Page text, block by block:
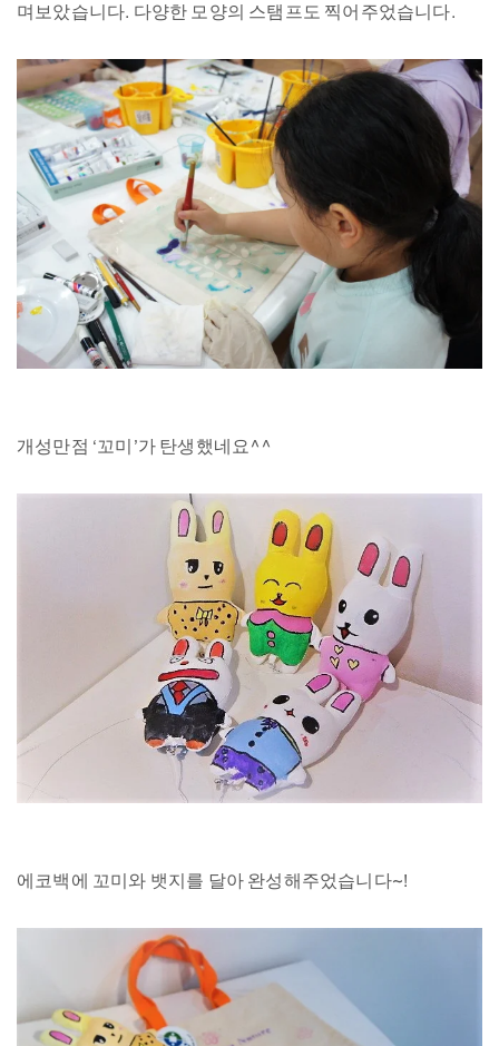
며보았습니다. 다양한 모양의 스탬프도 찍어주었습니다.
개성만점 ‘꼬미’가 탄생했네요^^
에코백에 꼬미와 뱃지를 달아 완성해주었습니다~!